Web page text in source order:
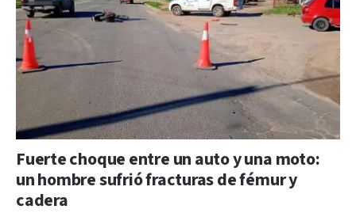
Fuerte choque entre un auto y una moto:
un hombre sufrió fracturas de fémur y
cadera